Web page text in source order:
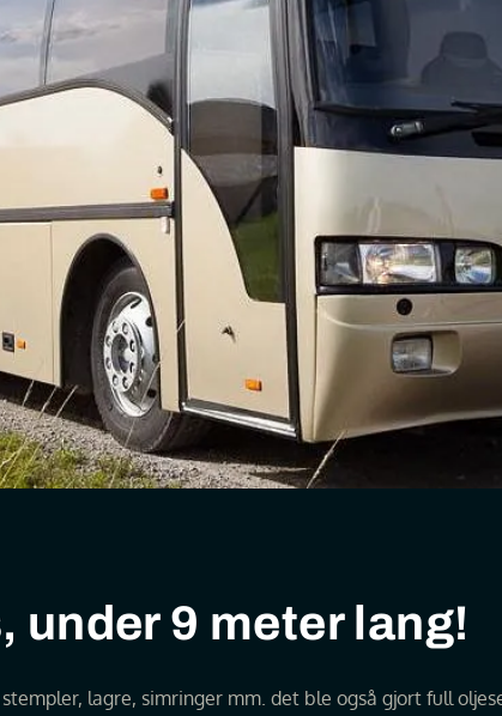
under 9 meter lang!
lagre, simringer mm. det ble også gjort full